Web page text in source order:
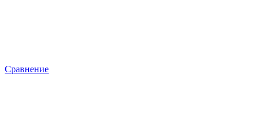
Сравнение